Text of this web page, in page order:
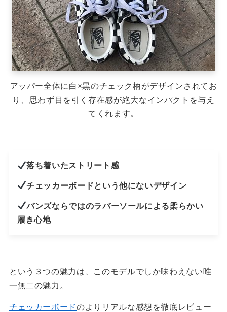
アッパー全体に白×黒のチェック柄がデザインされてお
り、思わず目を引く存在感が絶大なインパクトを与え
てくれます。
落ち着いたストリート感
チェッカーボードという他にないデザイン
バンズならではのラバーソールによる柔らかい
履き心地
という３つの魅力は、このモデルでしか味わえない唯
一無二の魅力。
チェッカーボードのよりリアルな感想を徹底レビュー